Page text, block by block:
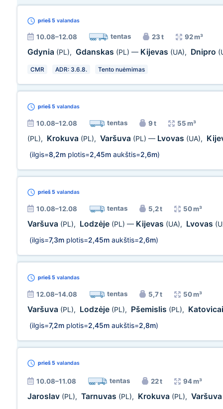
prieš 5 valandas
10.08–12.08 tentas 23 t 92 m³
Gdynia (PL), Gdanskas (PL) — Kijevas (UA), Dnipro
CMR ADR: 3.6.8. Tento nuėmimas
prieš 5 valandas
10.08–12.08 tentas 9 t 55 m³
(PL), Krokuva (PL), Varšuva (PL) — Lvovas (UA),
(ilgis=8,2m plotis=2,45m aukštis=2,6m)
prieš 5 valandas
10.08–12.08 tentas 5,2 t 50 m³
Varšuva (PL), Lodzėje (PL) — Kijevas (UA), Lvovas
(ilgis=7,3m plotis=2,45m aukštis=2,6m)
prieš 5 valandas
12.08–14.08 tentas 5,7 t 50 m³
Varšuva (PL), Lodzėje (PL), Pšemislis (PL),
(ilgis=7,2m plotis=2,45m aukštis=2,8m)
prieš 5 valandas
10.08–11.08 tentas 22 t 94 m³
Jaroslav (PL), Tarnuvas (PL), Krokuva (PL),